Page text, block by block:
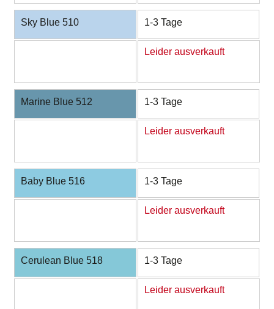
Sky Blue 510 1-3 Tage
Leider ausverkauft
Marine Blue 512 1-3 Tage
Leider ausverkauft
Baby Blue 516 1-3 Tage
Leider ausverkauft
Cerulean Blue 518 1-3 Tage
Leider ausverkauft